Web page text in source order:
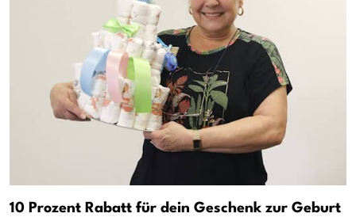
10 Prozent Rabatt für dein Geschenk zur Geburt